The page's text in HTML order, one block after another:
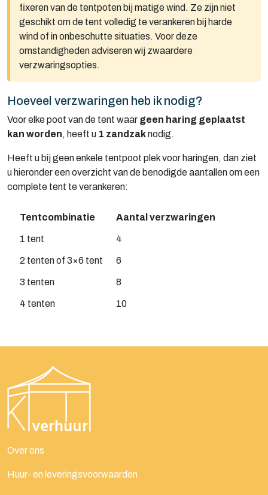
fixeren van de tentpoten bij matige wind. Ze zijn niet
geschikt om de tent volledig te verankeren bij harde
wind of in onbeschutte situaties. Voor deze
omstandigheden adviseren wij zwaardere
verzwaringsopties.
Hoeveel verzwaringen heb ik nodig?
Voor elke poot van de tent waar geen haring geplaatst
kan worden, heeft u 1 zandzaknodig.
Heeft u bij geen enkele tentpoot plek voor haringen, dan ziet
u hieronder een overzicht van de benodigde aantallen om een
complete tent te verankeren:
Tentcombinatie Aantal verzwaringen
1 tent 4
2 tenten of 3×6 tent 6
3 tenten 8
4 tenten 10
Over ons
Huur- en leveringsvoorwaarden